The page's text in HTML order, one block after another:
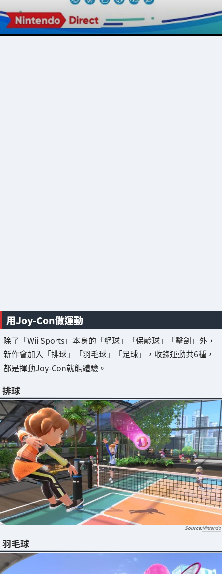
用Joy-Con做運動
除了「Wii Sports」本身的「網球」「保齡球」「擊劍」外，
新作會加入「排球」「羽毛球」「足球」，收錄運動共6種，
都是揮動Joy-Con就能體驗。
排球
Nintendo
羽毛球